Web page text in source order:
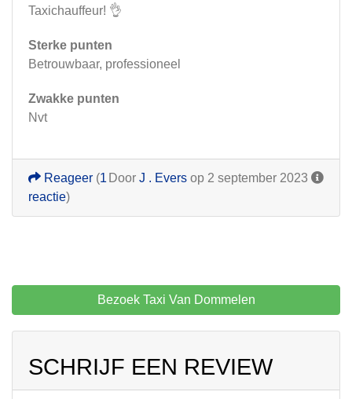
Taxichauffeur! 👌
Sterke punten
Betrouwbaar, professioneel
Zwakke punten
Nvt
Door J . Evers op 2 september 2023
Reageer (1
reactie)
Bezoek Taxi Van Dommelen
SCHRIJF EEN REVIEW